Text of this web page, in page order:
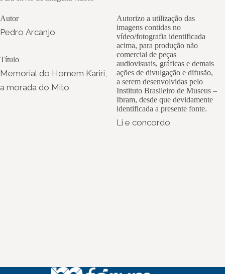
Autor
Pedro Arcanjo
Título
Memorial do Homem Kariri,
a morada do Mito
Autorizo a utilização das
imagens contidas no
vídeo/fotografia identificada
acima, para produção não
comercial de peças
audiovisuais, gráficas e demais
ações de divulgação e difusão,
a serem desenvolvidas pelo
Instituto Brasileiro de Museus –
Ibram, desde que devidamente
identificada a presente fonte.
Li e concordo